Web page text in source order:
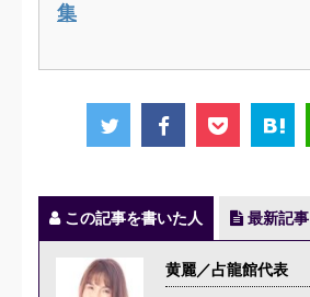
集
この記事を書いた人 最新記事
黄麗／占龍館代表